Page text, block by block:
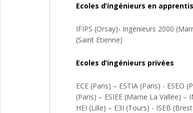
Ecoles d’ingénieurs en
IFIPS (Orsay)- Ingénieurs 2000
(Saint Etienne)
Ecoles d’ingénieurs privées
ECE (Paris) – ESTIA (Paris) - ESEO
(Paris) – ESIEE (Marne La Vallée) –
HEI (Lille) – E3I (Tours) - ISEB